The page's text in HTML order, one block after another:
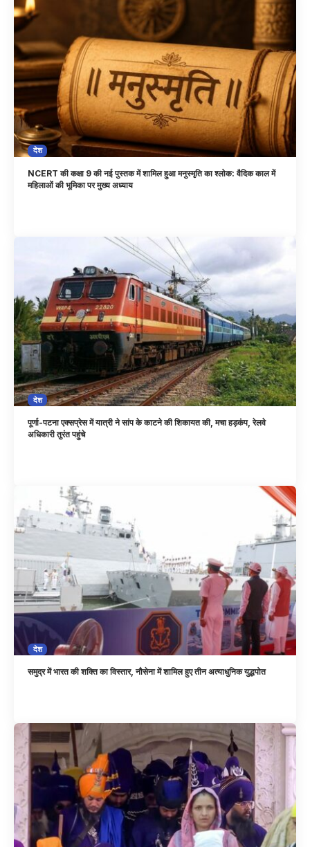
देश
NCERT की कक्षा 9 की नई पुस्तक में शामिल हुआ मनुस्मृति का श्लोक: वैदिक काल में
महिलाओं की भूमिका पर मुख्य अध्याय
देश
पूर्णा-पटना एक्सप्रेस में यात्री ने सांप के काटने की शिकायत की, मचा हड़कंप, रेलवे
अधिकारी तुरंत पहुंचे
देश
समुद्र में भारत की शक्ति का विस्तार, नौसेना में शामिल हुए तीन अत्याधुनिक युद्धपोत